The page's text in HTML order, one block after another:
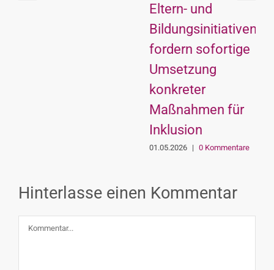
Eltern- und
Bildungsinitiativen
fordern sofortige
Umsetzung
konkreter
Maßnahmen für
Inklusion
01.05.2026 | 0 Kommentare
Hinterlasse einen Kommentar
Kommentar